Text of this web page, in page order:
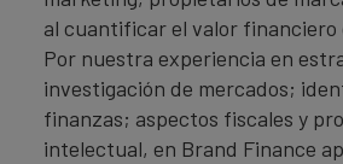
al cuantificar el valor financiero
Por nuestra experiencia en
investigación de mercados;
finanzas; aspectos fiscales y
intelectual, en Brand Finance